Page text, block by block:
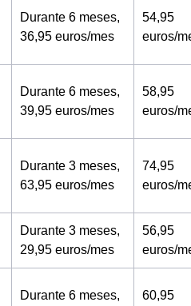
Durante 6 meses,
36,95 euros/mes
54,95
euros/
Durante 6 meses,
39,95 euros/mes
58,95
euros/
Durante 3 meses,
63,95 euros/mes
74,95
euros/
Durante 3 meses,
29,95 euros/mes
56,95
euros/
Durante 6 meses,
60,95